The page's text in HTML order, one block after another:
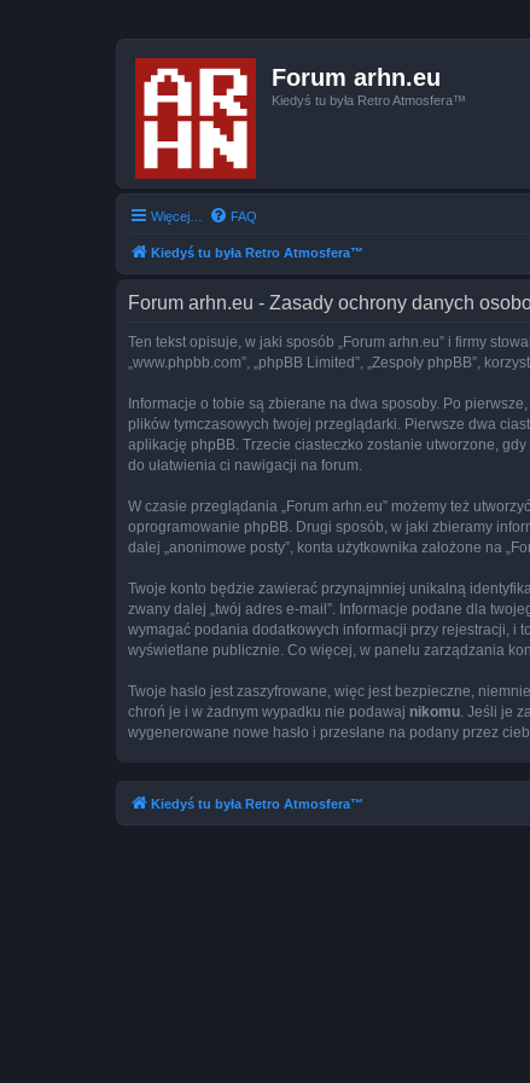
Forum arhn.eu
Kiedyś tu była Retro Atmosfera™
Więcej… FAQ
Kiedyś tu była Retro Atmosfera™
Forum arhn.eu - Zasady ochrony danych
Ten tekst opisuje, w jaki sposób „Forum arhn.eu” i firmy
„www.phpbb.com”, „phpBB Limited”, „Zespoły phpBB”,
Informacje o tobie są zbierane na dwa sposoby. Po
plików tymczasowych twojej przeglądarki. Pierwsze dwa
aplikację phpBB. Trzecie ciasteczko zostanie utworzone,
do ułatwienia ci nawigacji na forum.
W czasie przeglądania „Forum arhn.eu” możemy też
oprogramowanie phpBB. Drugi sposób, w jaki zbieramy
dalej „anonimowe posty”, konta użytkownika założone na
Twoje konto będzie zawierać przynajmniej unikalną
zwany dalej „twój adres e-mail”. Informacje podane dla
wymagać podania dodatkowych informacji przy rejestracji, i
wyświetlane publicznie. Co więcej, w panelu zarządzania
Twoje hasło jest zaszyfrowane, więc jest bezpieczne,
chroń je i w żadnym wypadku nie podawaj nikomu. Jeśli je
wygenerowane nowe hasło i przesłane na podany przez
Kiedyś tu była Retro Atmosfera™